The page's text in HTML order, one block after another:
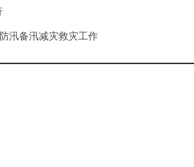
汛备汛减灾救灾工作